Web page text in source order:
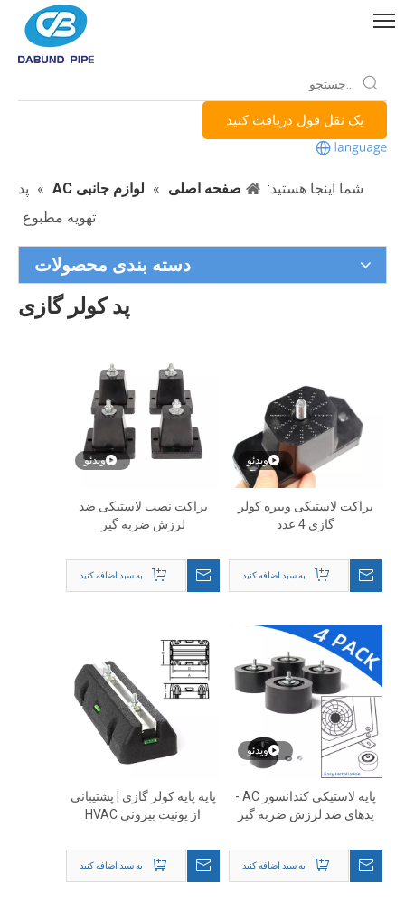
یک نقل قول دریافت کنید
شما اینجا هستید: صفحه اصلی » لوازم جانبی AC » پد
تهویه مطبوع
دسته بندی محصولات
پد کولر گازی
ویدئو
براکت لاستیکی ویبره کولر
گازی 4 عدد
به سبد اضافه کنید
ویدئو
براکت نصب لاستیکی ضد
لرزش ضربه گیر
به سبد اضافه کنید
ویدئو
پایه لاستیکی کندانسور AC -
پدهای ضد لرزش ضربه گیر
به سبد اضافه کنید
پایه پایه کولر گازی | پشتیبانی
از یونیت بیرونی HVAC
به سبد اضافه کنید